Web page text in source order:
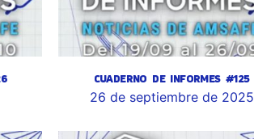
CUADERNO DE INFORMES #125
26 de septiembre de 2025